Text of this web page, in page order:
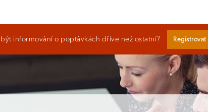
informování o poptávkách dříve než ostatní?